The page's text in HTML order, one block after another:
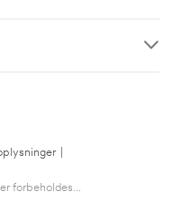
forbeholdes...